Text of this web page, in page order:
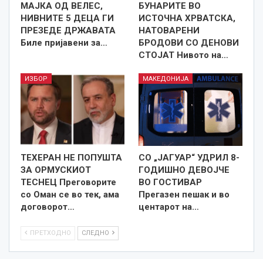
МАЈКА ОД ВЕЛЕС,
НИВНИТЕ 5 ДЕЦА ГИ
ПРЕЗЕДЕ ДРЖАВАТА
Биле пријавени за…
БУНАРИТЕ ВО
ИСТОЧНА ХРВАТСКА,
НАТОВАРЕНИ
БРОДОВИ СО ДЕНОВИ
СТОЈАТ Нивото на…
ИЗБОР
ТЕХЕРАН НЕ ПОПУШТА
ЗА ОРМУСКИОТ
ТЕСНЕЦ Преговорите
со Оман се во тек, ама
договорот…
МАКЕДОНИЈА
СО „ЈАГУАР“ УДРИЛ 8-
ГОДИШНО ДЕВОЈЧЕ
ВО ГОСТИВАР
Прегазен пешак и во
центарот на…
ПРЕТХОДНО СЛЕДНО